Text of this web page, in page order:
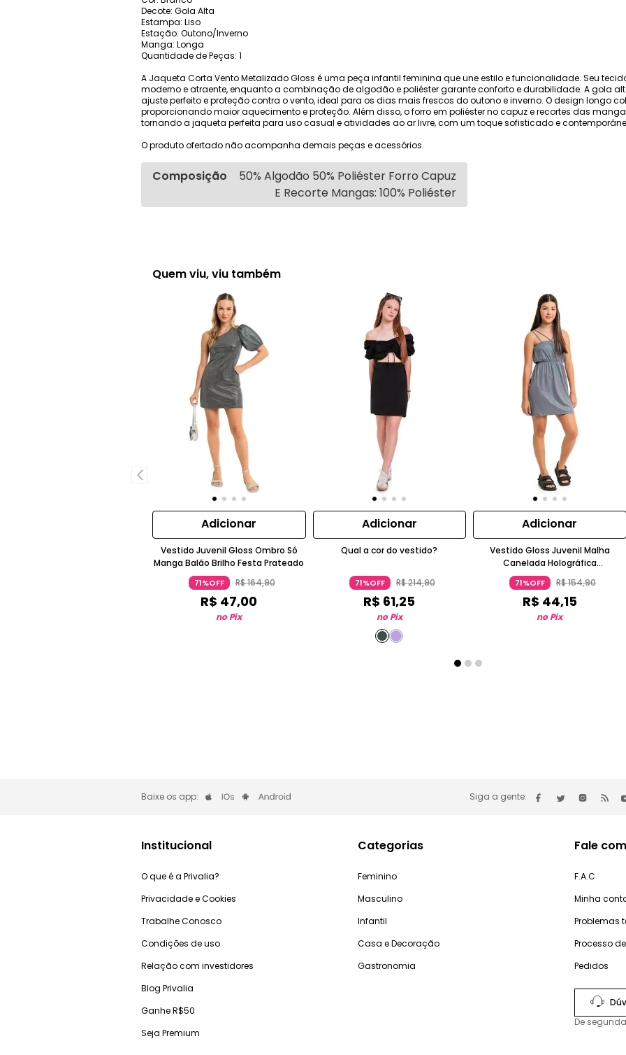
Decote: Gola Alta
Estampa: Liso
Estação: Outono/Inverno
Manga: Longa
Quantidade de Peças: 1
A Jaqueta Corta Vento Metalizado Gloss é uma peça infantil feminina que une estilo e funcionalidade. Seu
moderno e atraente, enquanto a combinação de algodão e poliéster garante conforto e durabilidade. A gola
ajuste perfeito e proteção contra o vento, ideal para os dias mais frescos do outono e inverno. O design longo
proporcionando maior aquecimento e proteção. Além disso, o forro em poliéster no capuz e recortes das
tornando a jaqueta perfeita para uso casual e atividades ao ar livre, com um toque sofisticado e
O produto ofertado não acompanha demais peças e acessórios.
Composição
50% Algodão 50% Poliéster Forro Capuz
E Recorte Mangas: 100% Poliéster
Quem viu, viu também
Adicionar
Vestido Juvenil Gloss Ombro Só
Manga Balão Brilho Festa Prateado
71%OFF R$164,90
R$ 47,00
no Pix
Adicionar
Qual a cor do vestido?
71%OFF R$214,90
R$ 61,25
no Pix
Adicionar
Vestido Gloss Juvenil Malha
Canelada Holográfica
Transpassado Cinza
71%OFF R$154,90
R$ 44,15
no Pix
Baixe os app: Siga a gente:
Institucional
O que é a Privalia?
Privacidade e Cookies
Trabalhe Conosco
Condições de uso
Relação com investidores
Blog Privalia
Ganhe R$50
Seja Premium
Categorias
Feminino
Masculino
Infantil
Casa e Decoração
Gastronomia
Fale
F.A.C
Minha
Problemas
Processo
Pedidos
De